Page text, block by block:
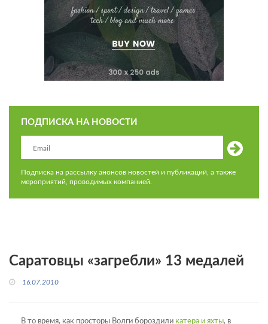
ПОДПИСКА НА НОВОСТИ
Подписка на рассылку анонсов новостей и публикаций, а также
мероприятий, проводимых компанией.
Саратовцы «загребли» 13 медалей
16.07.2010
В то время, как просторы Волги бороздили катера и яхты, в